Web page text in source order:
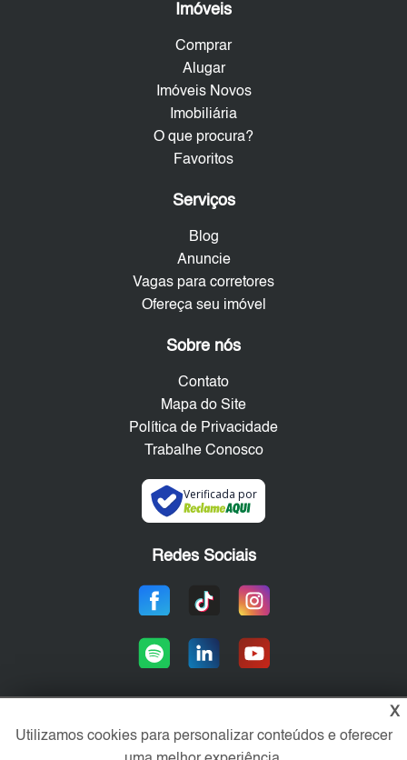
Imóveis
Comprar
Alugar
Imóveis Novos
Imobiliária
O que procura?
Favoritos
Serviços
Blog
Anuncie
Vagas para corretores
Ofereça seu imóvel
Sobre nós
Contato
Mapa do Site
Política de Privacidade
Trabalhe Conosco
Verificada por
Redes Sociais
Área exclusiva aos anunciantes,
X
Utilizamos cookies para personalizar conteúdos e oferecer